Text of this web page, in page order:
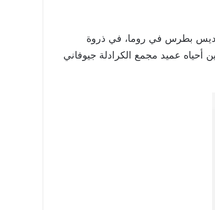
قداس عيد الفصح في ساحة القديس بطرس في روما، في ذروة
أحياه عميد مجمع الكرادلة جيوفاني